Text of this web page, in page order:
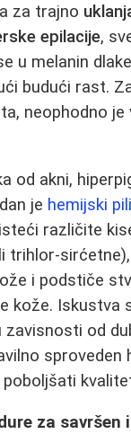
za trajno
epilacije,
u melanin
budući rast.
neophodno je
od akni,
je hemijski
različite
trihlor-
i podstiče
kože. Iskustva
od
sproveden
za savršen